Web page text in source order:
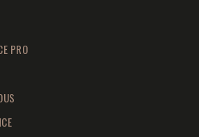
PRO